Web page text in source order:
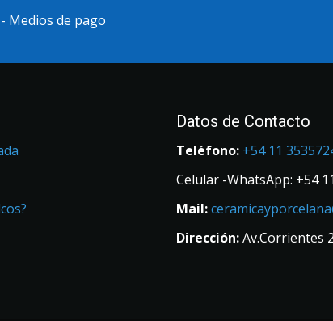
Datos de Contacto
Teléfono: +54 11
Celular -WhatsApp: +54
Mail:
Dirección:Av.Corrientes